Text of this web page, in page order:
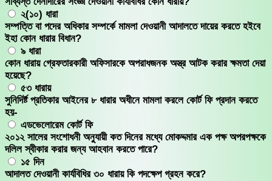
২(১০) ধারা
সম্পত্তি বা পদের অধিকার সম্পর্কে মামলা দেওয়ানী আদালতে দায়ের করতে হইবে
ইহা কোন ধারার বিধান?
৯ ধারা
কোন ধারায় গ্রেফতারকারী অফিসারকে অপরাধজনক অস্ত্র আটক করার ক্ষমতা দেয়া
হয়েছে?
৫৩ ধারায়
সুনিদির্ষ্ট প্রতিকার আইনের ৮ ধারার অধীনে মামলা করলে কোর্ট ফি প্রদান করতে
হয়-
এডভেলোরেম কোর্ট ফি
২০১২ সালের সংশোধনী অনুুযায়ী কত দিনের মধ্যে মোকদ্দমার এক পক্ষ অপরপক্ষকে
দলিল স্বীকার করার জন্য আহবান করতে পারে?
১৫ দিন
আদালত দেওয়ানী কার্যবিধির ৩০ ধারায় কি পদক্ষেপ গ্রহন করে?